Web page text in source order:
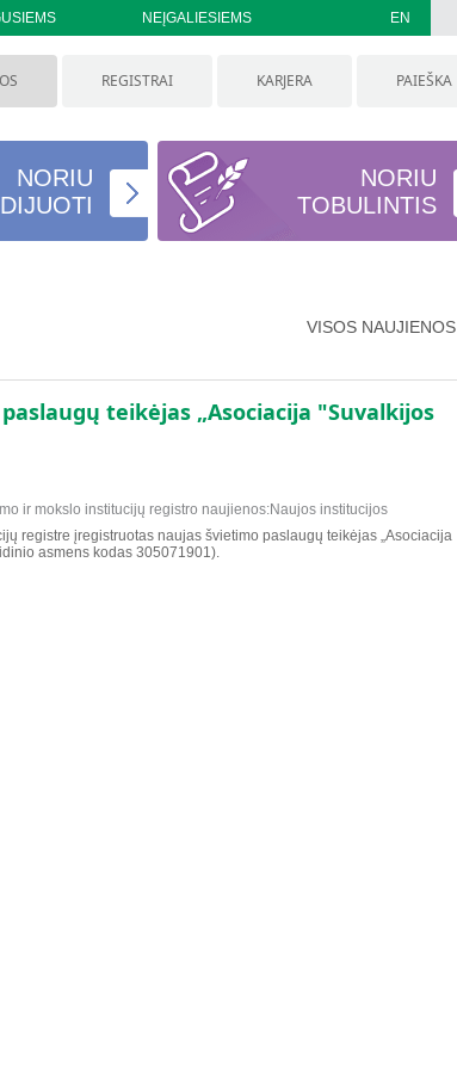
NEĮGALIESIEMS EN
REGISTRAI KARJERA PAIEŠKA
NORIU
NORIU
TOBULINTIS
patenka į atitinkamus registrus
VISOS NAUJIENOS
teikėjas „Asociacija "Suvalkijos
ir mokslo institucijų registro naujienos:Naujos institucijos
registre įregistruotas naujas švietimo paslaugų teikėjas „Asociacija
asmens kodas 305071901).